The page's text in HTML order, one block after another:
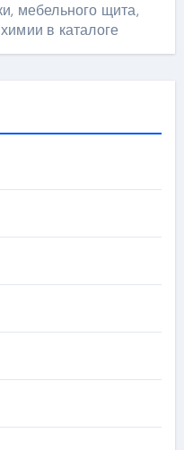
мебельного щита,
в каталоге